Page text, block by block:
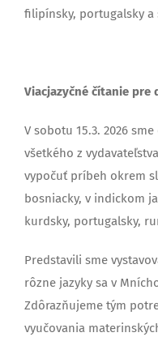
filipínsky, portugalsky a
Viacjazyčné čítanie pre
V sobotu 15.3. 2026
všetkého z
vypočuť príbeh okrem
bosniacky, v indickom
kurdsky, portugalsky,
Predstavili sme
rôzne jazyky sa v
Zdôrazňujeme tým
vyučovania